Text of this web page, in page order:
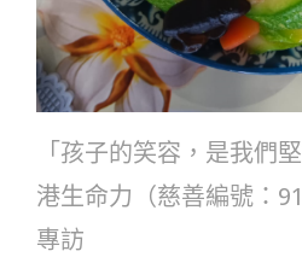
「孩子的笑容，是我
港生命力（慈善編號：
專訪